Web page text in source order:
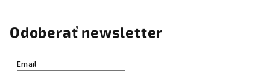
Odoberať newsletter
Email